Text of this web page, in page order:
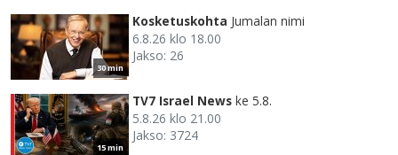
30 min
Kosketuskohta Jumalan nimi
6.8.26 klo 18.00
Jakso: 26
15 min
TV7 Israel News ke 5.8.
5.8.26 klo 21.00
Jakso: 3724